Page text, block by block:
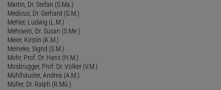
Martin, Dr. Stefan (S.Ma.)
Medicus, Dr. Gerhard (G.M.)
Mehler, Ludwig (L.M.)
Mehraein, Dr. Susan (S.Me.)
Meier, Kirstin (K.M.)
Meineke, Sigrid (S.M.)
Mohr, Prof. Dr. Hans (H.M.)
Mosbrugger, Prof. Dr. Volker (V.M.)
Mühlhäusler, Andrea (A.M.)
Müller, Dr. Ralph (R.Mü.)